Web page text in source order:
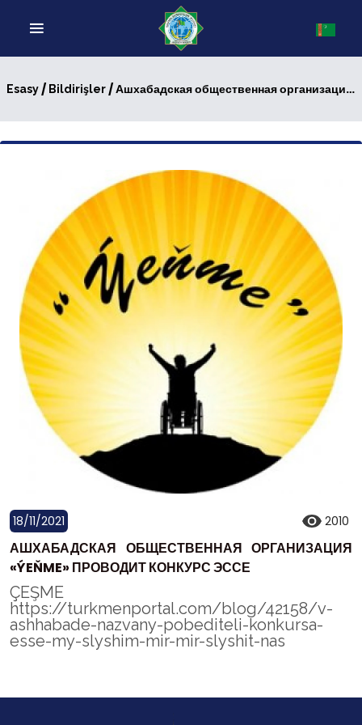
Esasy/ Bildirişler/ Ашхабадская общественная организация «Ýeňme» проводит конкурс эссе
18/11/2021 2010
АШХАБАДСКАЯ ОБЩЕСТВЕННАЯ ОРГАНИЗАЦИЯ
«ÝEŇME» ПРОВОДИТ КОНКУРС ЭССЕ
ÇEŞME
https://turkmenportal.com/blog/42158/v-
ashhabade-nazvany-pobediteli-konkursa-
esse-my-slyshim-mir-mir-slyshit-nas